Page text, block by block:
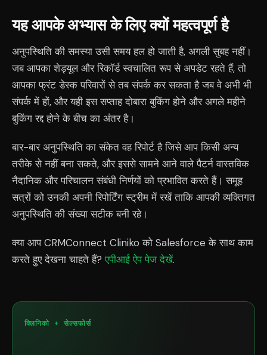
यह आपके अभ्यास के लिए क्यों महत्वपूर्ण है
अनुपस्थिति की समस्या उसी समय हल हो जाती है, अगली सुबह नहीं।
जब आपका शेड्यूल और रिकॉर्ड स्वचालित रूप से अपडेट रहते हैं, तो
आपका फ्रंट डेस्क परिवारों से तब संपर्क कर सकता है जब वे अभी भी
संपर्क में हों, और यही इस सप्ताह दोबारा बुकिंग होने और अगले महीने
बुकिंग रद्द होने के बीच का अंतर है।
बार-बार अनुपस्थिति का संकेत वह रिपोर्ट है जिसे आप किसी अन्य
तरीके से नहीं बना सकते, और इससे सामने आने वाले पैटर्न वास्तविक
नैदानिक और परिचालन संबंधी निर्णयों को प्रभावित करते हैं। समूह
सत्रों को उनकी अपनी रिपोर्टिंग स्ट्रीम में रखें ताकि आपकी व्यक्तिगत
अनुपस्थिति की संख्या सटीक बनी रहे।
क्या आप CRMConnect Cliniko को Salesforce के साथ काम
करते हुए देखना चाहते हैं? एपीआई ऐप पेज देखें.
क्लिनिको + सेल्सफोर्स